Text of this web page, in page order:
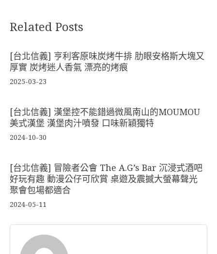
Related Posts
[台北信義] 亨利客原味炭烤牛排 肋眼安格斯大塊又
厚實 炭烤迷人香氣 漂亮的烤痕
2025-03-23
[台北信義] 漢堡控不能錯過微風南山的MOUMOU
美式漢堡 漢堡肉汁噴發 口味新穎獨特
2024-10-30
[台北信義] 冒險者公會 The A.G’s Bar 沉浸式酒吧
好玩有趣 動漫公仔可欣賞 桌遊及震撼大螢幕聲光
聚會包場都適合
2024-05-11